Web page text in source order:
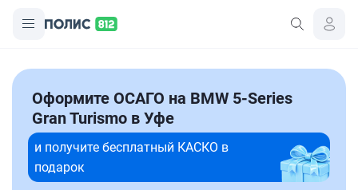
Оформите ОСАГО на BMW 5-Series
Gran Turismo в Уфе
и получите бесплатный КАСКО в
подарок